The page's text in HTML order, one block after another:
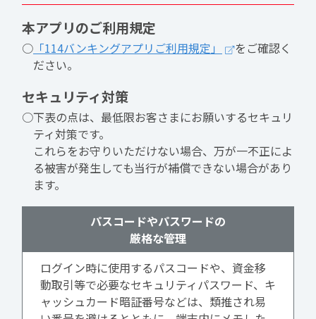
本アプリのご利用規定
○ 「114バンキングアプリご利用規定」
をご確認く
ださい。
セキュリティ対策
○下表の点は、最低限お客さまにお願いするセキュリ
ティ対策です。
これらをお守りいただけない場合、万が一不正によ
る被害が発生しても当行が補償できない場合があり
ます。
パスコードやパスワードの
厳格な管理
ログイン時に使用するパスコードや、資金移
動取引等で必要なセキュリティパスワード、キ
ャッシュカード暗証番号などは、類推され易